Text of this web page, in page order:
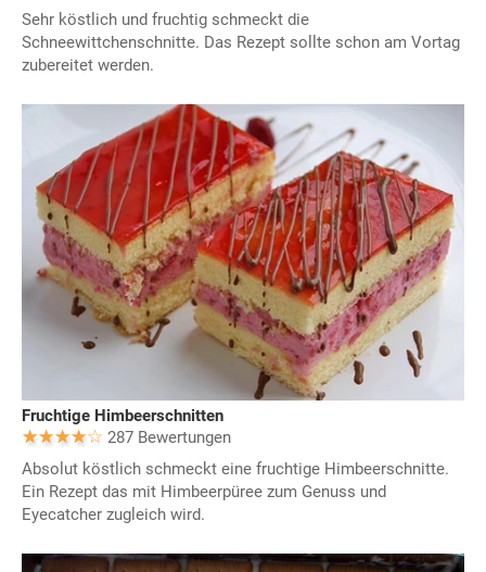
Sehr köstlich und fruchtig schmeckt die
Schneewittchenschnitte. Das Rezept sollte schon am Vortag
zubereitet werden.
Fruchtige Himbeerschnitten
287 Bewertungen
Absolut köstlich schmeckt eine fruchtige Himbeerschnitte.
Ein Rezept das mit Himbeerpüree zum Genuss und
Eyecatcher zugleich wird.